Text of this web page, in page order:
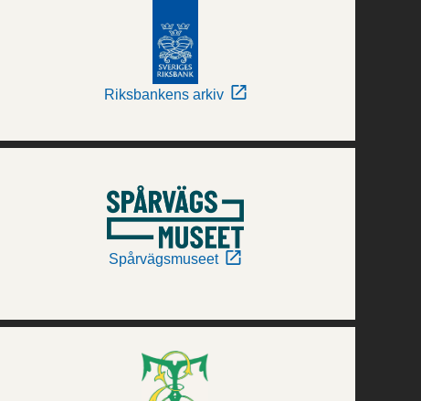
Riksbankens arkiv
Spårvägsmuseet